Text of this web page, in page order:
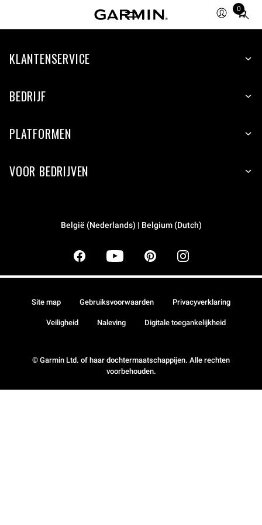
0
Total
items
cart:
KLANTENSERVICE
BEDRIJF
PLATFORMEN
VOOR BEDRIJVEN
België (Nederlands) | Belgium (Dutch)
© Garmin Ltd. of haar dochtermaatschappijen. Alle rechten
voorbehouden.
Site map Gebruiksvoorwaarden Privacyverklaring
Veiligheid Naleving Digitale toegankelijkheid